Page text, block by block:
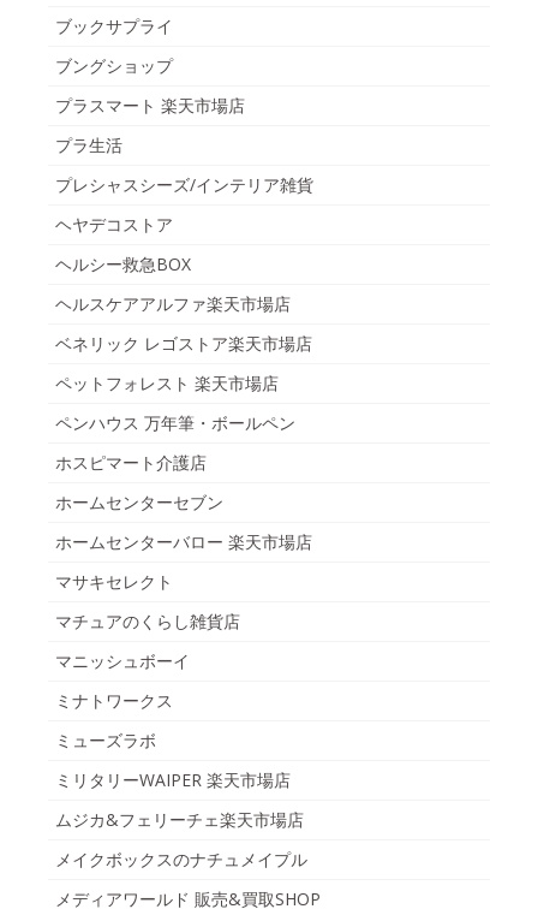
ブックサプライ
ブングショップ
プラスマート 楽天市場店
プラ生活
プレシャスシーズ/インテリア雑貨
ヘヤデコストア
ヘルシー救急BOX
ヘルスケアアルファ楽天市場店
ベネリック レゴストア楽天市場店
ペットフォレスト 楽天市場店
ペンハウス 万年筆・ボールペン
ホスピマート介護店
ホームセンターセブン
ホームセンターバロー 楽天市場店
マサキセレクト
マチュアのくらし雑貨店
マニッシュボーイ
ミナトワークス
ミューズラボ
ミリタリーWAIPER 楽天市場店
ムジカ&フェリーチェ楽天市場店
メイクボックスのナチュメイプル
メディアワールド 販売&買取SHOP